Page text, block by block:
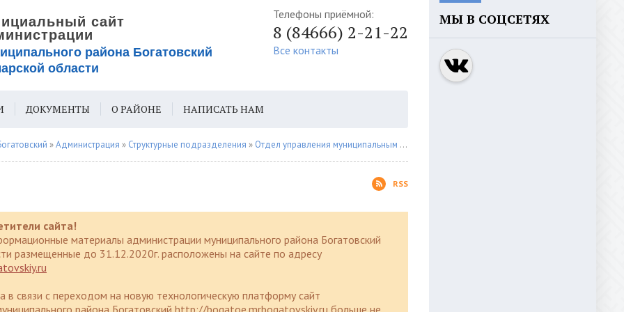
Телефоны приёмной:
8 (84666) 2-21-22
Все контакты
ДОКУМЕНТЫ О РАЙОНЕ НАПИСАТЬ НАМ
ДЛЯ СЛАБОВИДЯЩИХ
»Администрация » Структурные подразделения » Отдел управления муниципальным имуществом
RSS
сайта!
материалы администрации муниципального района Богатовский
размещенные до 31.12.2020г. расположены на сайте по адресу
в связи с переходом на новую технологическую платформу сайт
района Богатовский http://bogatoe.mrbogatovskiy.ru больше не
МЫ В СОЦСЕТЯХ